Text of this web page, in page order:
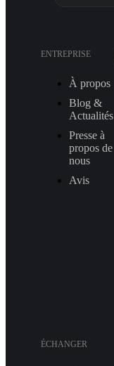
ENTREPRISE
À propos
Blog &
Actualités
Presse à
propos de
nous
Avis
ÉCHANGER